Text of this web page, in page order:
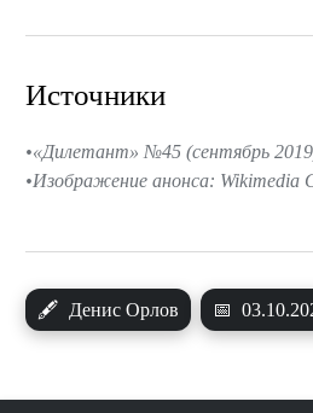
🖋 Денис Орлов 📅
Источники
«Дилетант» №45 (сентябрь
Изображение анонса: Wikimedia